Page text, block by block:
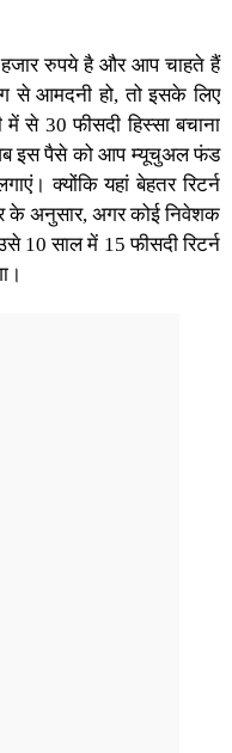
रुपये है और आप चाहते हैं
से आमदनी हो, तो इसके लिए
से 30 फीसदी हिस्सा बचाना
अब इस पैसे को आप म्यूचुअल फंड
क्योंकि यहां बेहतर रिटर्न
के अनुसार, अगर कोई निवेशक
10 साल में 15 फीसदी रिटर्न